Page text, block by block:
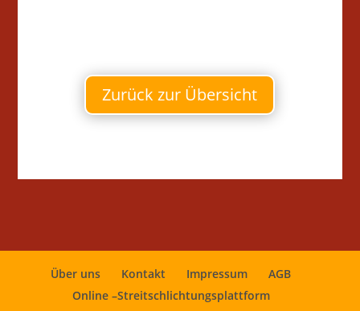
Zurück zur Übersicht
Über uns Kontakt Impressum
AGB
Online –Streitschlichtungsplattform